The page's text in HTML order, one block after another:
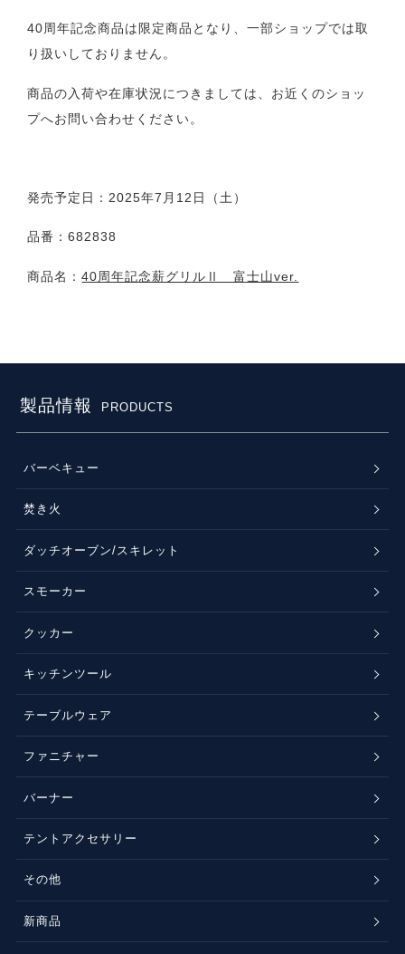
40周年記念商品は限定商品となり、一部ショップでは取
り扱いしておりません。
商品の入荷や在庫状況につきましては、お近くのショッ
プへお問い合わせください。
発売予定日：2025年7月12日（土）
品番：682838
商品名：40周年記念薪グリルⅡ 富士山ver.
製品情報 PRODUCTS
バーベキュー
焚き火
ダッチオーブン/スキレット
スモーカー
クッカー
キッチンツール
テーブルウェア
ファニチャー
バーナー
テントアクセサリー
その他
新商品